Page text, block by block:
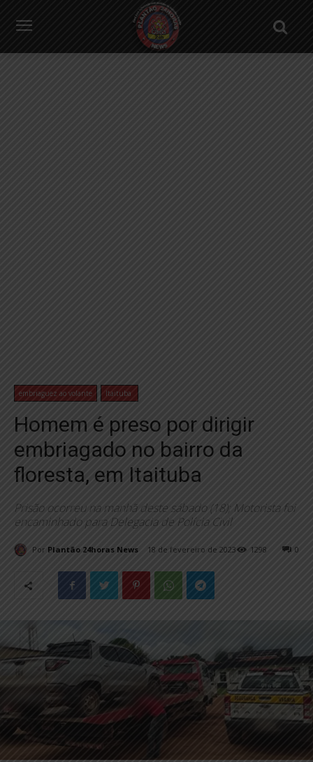
embriaguez ao volante Itaituba
Homem é preso por dirigir
embriagado no bairro da
floresta, em Itaituba
Prisão ocorreu na manhã deste sábado (18); Motorista foi
encaminhado para Delegacia de Polícia Civil
Por Plantão 24horas News 18 de fevereiro de 2023 0
1298